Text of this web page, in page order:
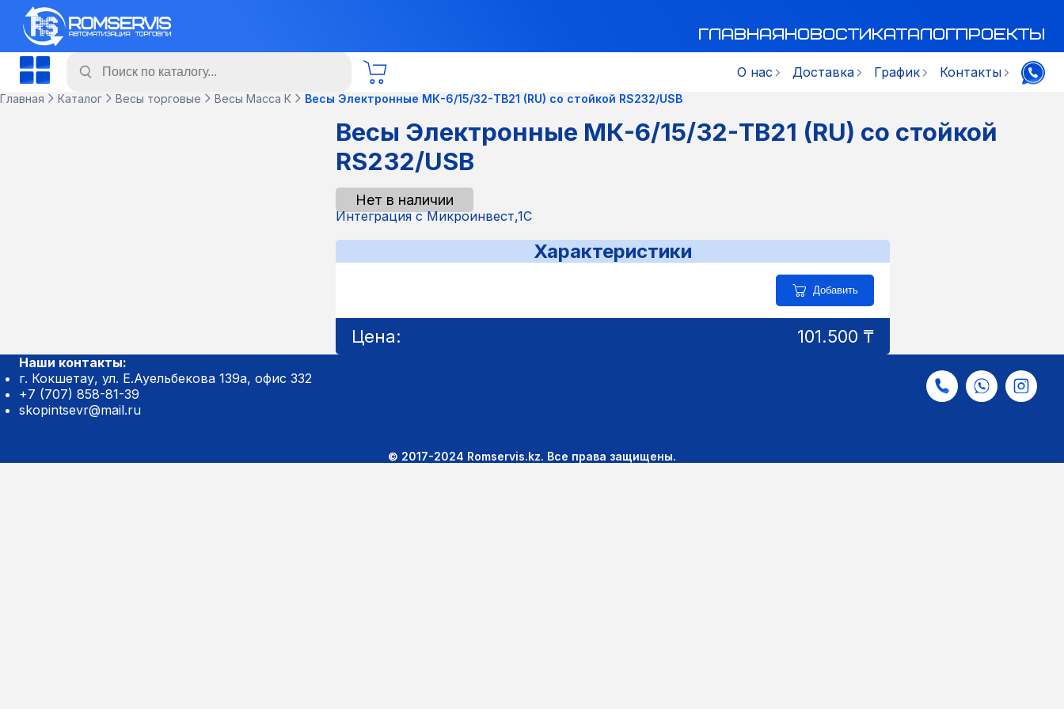
ГлавнаяНовостиКаталогПроекты
О нас Доставка График Контакты
Главная Каталог Весы торговые Весы Масса К Весы Электронные МК-6/15/32-TB21 (RU) со стойкой RS232/USB
Весы Электронные МК-6/15/32-TB21 (RU) со стойкой
RS232/USB
Нет в наличии
Интеграция с Микроинвест,1С
Характеристики
Добавить
Цена: 101.500 ₸
Наши контакты:
г. Кокшетау, ул. Е.Ауельбекова 139а, офис 332
+7 (707) 858-81-39
skopintsevr@mail.ru
© 2017-2024 Romservis.kz. Все права защищены.